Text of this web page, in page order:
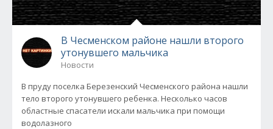
В Чесменском районе нашли второго
утонувшего мальчика
Новости
В пруду поселка Березенский Чесменского района нашли
тело второго утонувшего ребенка. Несколько часов
областные спасатели искали мальчика при помощи
водолазного